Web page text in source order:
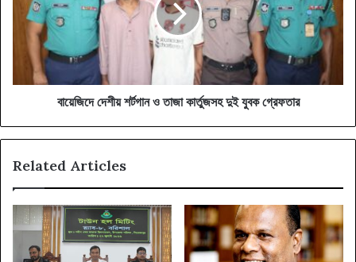
তাজা
কার্তুজসহ
গ্রেফতার
বায়েজিদে দেশীয় শর্টগান ও তাজা কার্তুজসহ দুই যুবক গ্রেফতার
Related Articles